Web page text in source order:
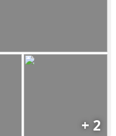
+ 2